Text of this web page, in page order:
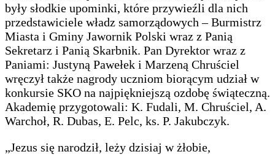
były słodkie upominki, które przywieźli dla nich
przedstawiciele władz samorządowych – Burmistrz
Miasta i Gminy Jawornik Polski wraz z Panią
Sekretarz i Panią Skarbnik. Pan Dyrektor wraz z
Paniami: Justyną Pawełek i Marzeną Chruściel
wręczył także nagrody uczniom biorącym udział w
konkursie SKO na najpiękniejszą ozdobę świąteczną.
Akademię przygotowali: K. Fudali, M. Chruściel, A.
Warchoł, R. Dubas, E. Pelc, ks. P. Jakubczyk.
„Jezus się narodził, leży dzisiaj w żłobie,